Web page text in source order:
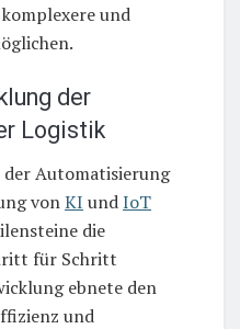
und
der
Logistik
Automatisierung
vonKI undIoT
die
für Schritt
ebnete den
und